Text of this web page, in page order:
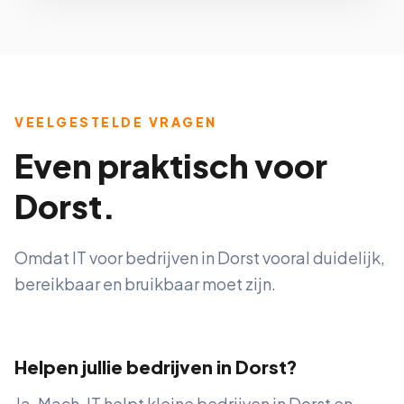
VEELGESTELDE VRAGEN
Even praktisch voor
Dorst.
Omdat IT voor bedrijven in Dorst vooral duidelijk,
bereikbaar en bruikbaar moet zijn.
Helpen jullie bedrijven in Dorst?